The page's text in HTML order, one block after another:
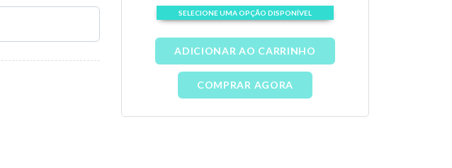
SELECIONE UMA OPÇÃO DISPONÍVEL
ADICIONAR AO CARRINHO
COMPRAR AGORA